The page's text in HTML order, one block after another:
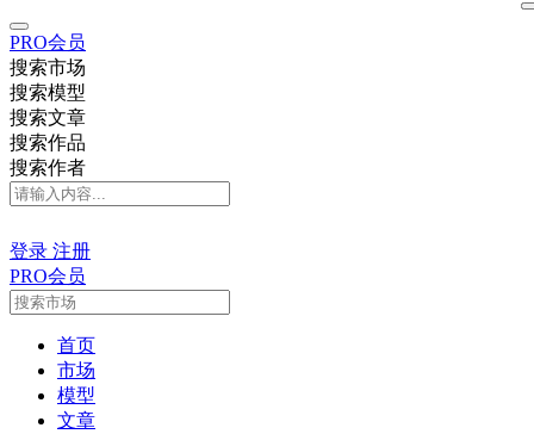
PRO会员
搜索市场
搜索模型
搜索文章
搜索作品
搜索作者
登录 注册
PRO会员
首页
市场
模型
文章